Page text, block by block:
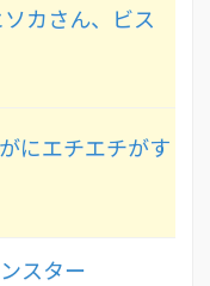
カさん、ビス
にエチエチがす
スター